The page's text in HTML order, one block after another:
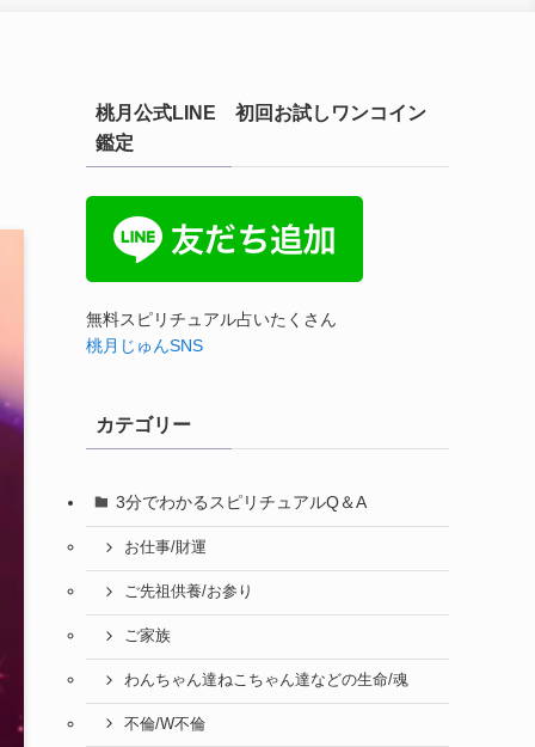
桃月公式LINE 初回お試しワンコイン
鑑定
無料スピリチュアル占いたくさん
桃月じゅんSNS
カテゴリー
3分でわかるスピリチュアルQ＆A
お仕事/財運
ご先祖供養/お参り
ご家族
わんちゃん達ねこちゃん達などの生命/魂
不倫/W不倫